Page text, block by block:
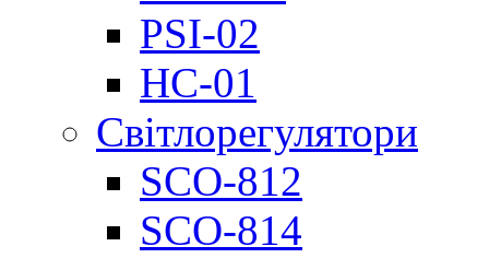
PSI-02
НС-01
Світлорегулятори
SCO-812
SCO-814